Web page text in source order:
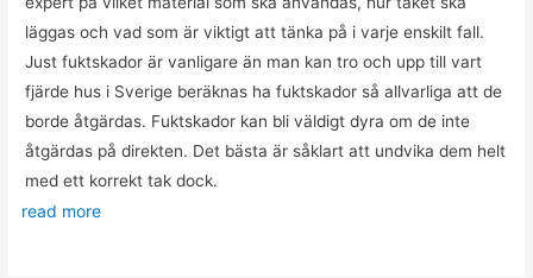
läggas och vad som är viktigt att tänka på i varje enskilt fall.
Just fuktskador är vanligare än man kan tro och upp till vart
fjärde hus i Sverige beräknas ha fuktskador så allvarliga att de
borde åtgärdas. Fuktskador kan bli väldigt dyra om de inte
åtgärdas på direkten. Det bästa är såklart att undvika dem helt
med ett korrekt tak dock.
read more